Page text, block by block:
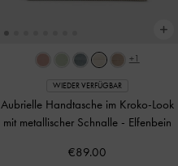
+1
WIEDER VERFÜGBAR
Aubrielle Handtasche im Kroko-Look
mit metallischer Schnalle - Elfenbein
€89.00